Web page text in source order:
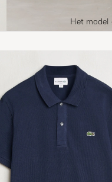
Het model